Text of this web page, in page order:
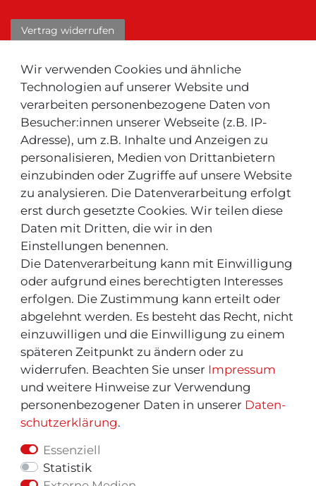
Wir verwenden Cookies und ähnliche
Technologien auf unserer Website und
verarbeiten personenbezogene Daten von
Besucher:innen unserer Webseite (z.B. IP-
Adresse), um z.B. Inhalte und Anzeigen zu
personalisieren, Medien von Drittanbietern
einzubinden oder Zugriffe auf unsere Website
zu analysieren. Die Datenverarbeitung erfolgt
erst durch gesetzte Cookies. Wir teilen diese
Daten mit Dritten, die wir in den
Einstellungen benennen.
Die Datenverarbeitung kann mit Einwilligung
oder aufgrund eines berechtigten Interesses
erfolgen. Die Zustimmung kann erteilt oder
abgelehnt werden. Es besteht das Recht, nicht
einzuwilligen und die Einwilligung zu einem
späteren Zeitpunkt zu ändern oder zu
widerrufen. Beachten Sie unser Impressum
und weitere Hinweise zur Verwendung
personenbezogener Daten in unserer Daten­
schutz­erklärung.
Essenziell
Statistik
Vertrag widerrufen
ÜBER UNS
Das Unternehmen
Kontakt zu uns
Neu ! Für Kunden aus der Schweiz:
INFOS & TIPPS
Rücksendeservice/-Informationen
Informationen "MeinEinkauf.ch"